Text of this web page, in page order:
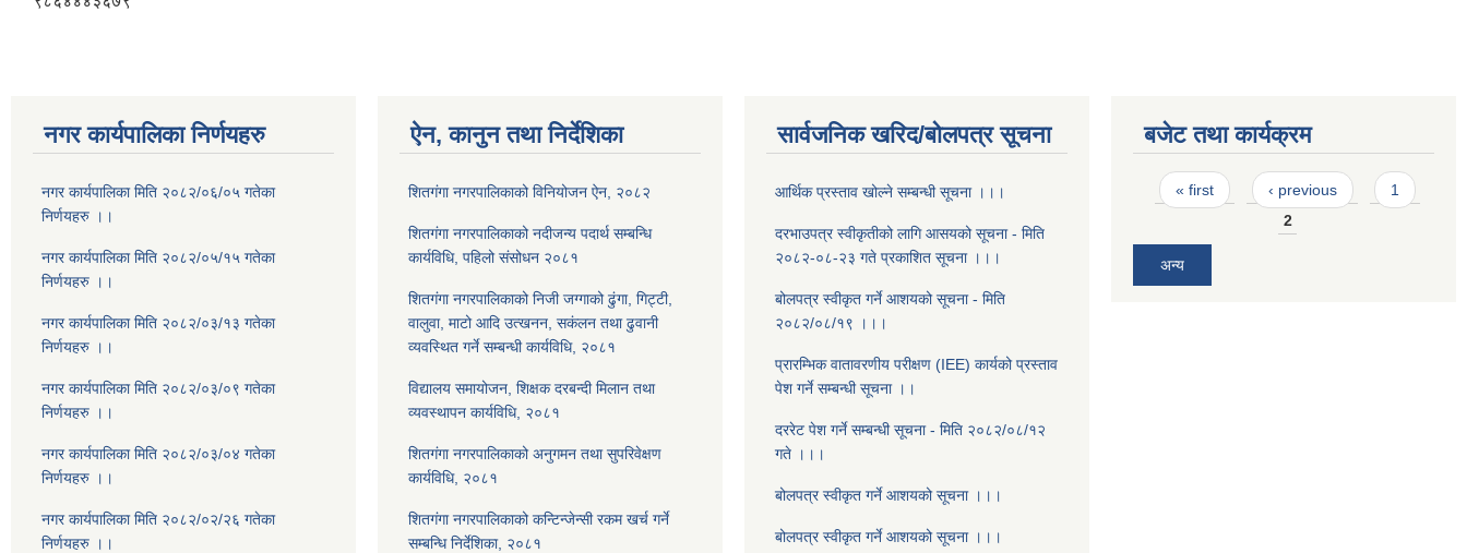
नगर कार्यपालिका निर्णयहरु
नगर कार्यपालिका मिति २०८२/०६/०५ गतेका
निर्णयहरु ।।
नगर कार्यपालिका मिति २०८२/०५/१५ गतेका
निर्णयहरु ।।
नगर कार्यपालिका मिति २०८२/०३/१३ गतेका
निर्णयहरु ।।
नगर कार्यपालिका मिति २०८२/०३/०९ गतेका
निर्णयहरु ।।
नगर कार्यपालिका मिति २०८२/०३/०४ गतेका
निर्णयहरु ।।
नगर कार्यपालिका मिति २०८२/०२/२६ गतेका
निर्णयहरु ।।
ऐन, कानुन तथा निर्देशिका
शितगंगा नगरपालिकाको विनियोजन ऐन, २०८२
शितगंगा नगरपालिकाको नदीजन्य पदार्थ सम्बन्धि
कार्यविधि, पहिलो संसोधन २०८१
शितगंगा नगरपालिकाको निजी जग्गाको ढुंगा, गिट्टी,
वालुवा, माटो आदि उत्खनन, सकंलन तथा ढुवानी
व्यवस्थित गर्ने सम्बन्धी कार्यविधि, २०८१
विद्यालय समायोजन, शिक्षक दरबन्दी मिलान तथा
व्यवस्थापन कार्यविधि, २०८१
शितगंगा नगरपालिकाको अनुगमन तथा सुपरिवेक्षण
कार्यविधि, २०८१
शितगंगा नगरपालिकाको कन्टिन्जेन्सी रकम खर्च गर्ने
सम्बन्धि निर्देशिका, २०८१
सार्वजनिक खरिद/बोलपत्र सूचना
आर्थिक प्रस्ताव खोल्ने सम्बन्धी सूचना ।।।
दरभाउपत्र स्वीकृतीको लागि आसयको सूचना - मिति
२०८२-०८-२३ गते प्रकाशित सूचना ।।।
बोलपत्र स्वीकृत गर्ने आशयको सूचना - मिति
२०८२/०८/१९ ।।।
प्रारम्भिक वातावरणीय परीक्षण (IEE) कार्यको प्रस्ताव
पेश गर्ने सम्बन्धी सूचना ।।
दररेट पेश गर्ने सम्बन्धी सूचना - मिति २०८२/०८/१२
गते ।।।
बोलपत्र स्वीकृत गर्ने आशयको सूचना ।।।
बोलपत्र स्वीकृत गर्ने आशयको सूचना ।।।
बजेट तथा कार्यक्रम
Pages
« first ‹ previous
1
2
अन्य